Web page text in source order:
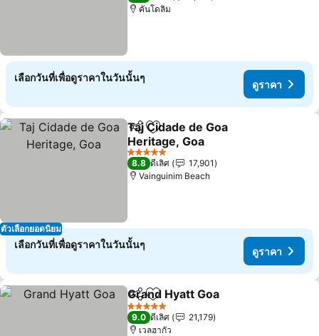
คันโดลิม
เลือกวันที่เพื่อดูราคาในวันนั้นๆ
ดูราคา
ตัวเลือกยอดนิยม
แชร์ เพิ่มในรายการโปรด
Taj Cidade de Goa
Heritage, Goa
5 ดาว
8.8 ดีเลิศ
17,901
Vainguinim Beach
เลือกวันที่เพื่อดูราคาในวันนั้นๆ
ดูราคา
แชร์ เพิ่มในรายการโปรด
Grand Hyatt Goa
5 ดาว
9.0 ดีเลิศ
21,179
เวลฮากัว